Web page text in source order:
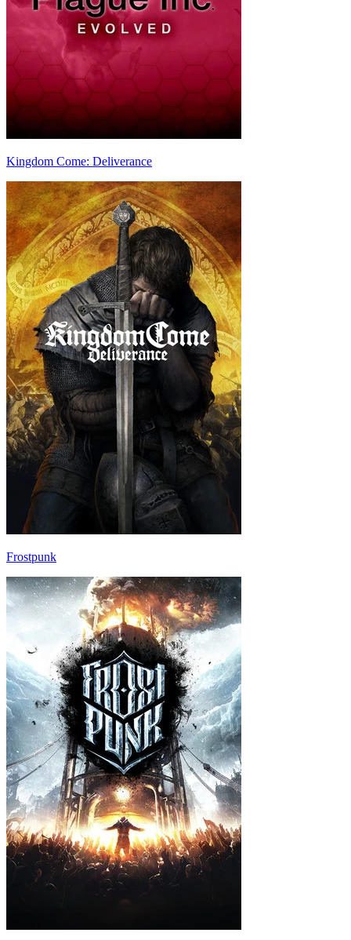
Kingdom Come: Deliverance
Frostpunk